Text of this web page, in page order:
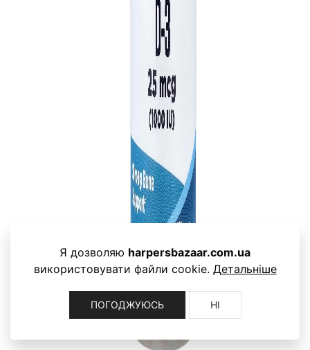
Я дозволяю harpersbazaar.com.ua
використовувати файли cookie. Детальніше
ПОГОДЖУЮСЬ НІ